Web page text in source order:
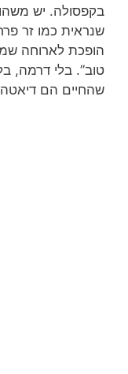
בקפסולה. יש
שנראית כמו זר
הופכת לארוחה
טוב”. בלי דרמה,
שהחיים הם